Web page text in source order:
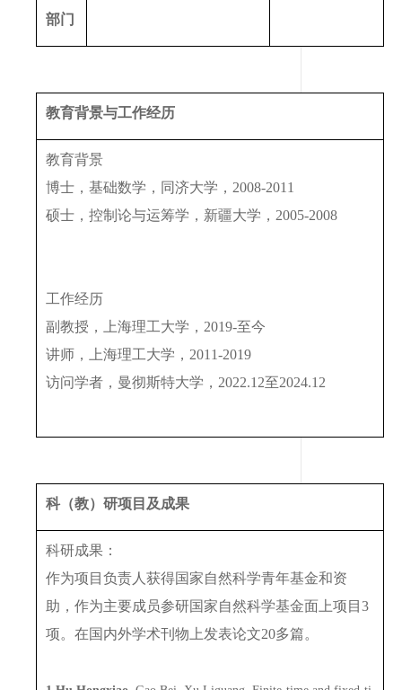
部门
教育背景与工作经历
教育背景
博士，基础数学，同济大学， 2008-2011
硕士，控制论与运筹学，新疆大学， 2005-2008
工作经历
副教授，上海理工大学， 2019-至今
讲师，上海理工大学， 2011-2019
访问学者，曼彻斯特大学， 2022.12至2024.12
科（教）研项目及成果
科研成果：
作为项目负责人获得国家自然科学青年基金和资
助，作为主要成员参研国家自然科学基金面上项目 3
项。在国内外学术刊物上发表论文20多篇。